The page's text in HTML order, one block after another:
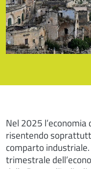
Nel 2025
risentendo
comparto industriale.
trimestrale